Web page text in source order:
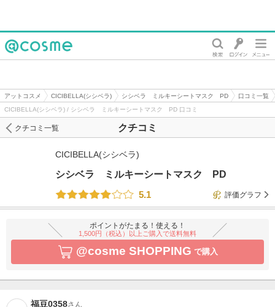
アットコスメ CICIBELLA(シシベラ) シシベラ ミルキーシートマスク PD
口コミ一覧
CICIBELLA(シシベラ) / シシベラ ミルキーシートマスク PD 口コミ
クチコミ
クチコミ一覧
CICIBELLA(シシベラ)
シシベラ ミルキーシートマスク PD
5.1
評価グラフ
ポイントがたまる！使える！
1,500円（税込）以上ご購入で送料無料
@cosme SHOPPING で購入
福豆0358さん